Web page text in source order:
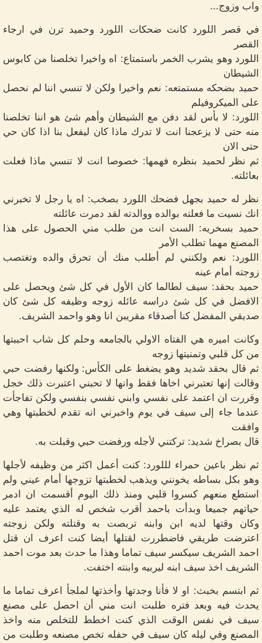
واب وزوج...
في قصر اللورد كانت ضحكات اللورد وحميد ترن في ارجاء
القصر
اللورد وهو يشرب الخمر باستمتاع: اه واخيرا تخلصنا من كابوس
الشيطان
حميد بضحكه مستمتعه: نعم واخيرا ولكن لا تنسي اننا لم نحصل
على الميكروفيلم
اللورد: لا بأس لقد دفن مع الشيطان وأهم شئ هو اننا تخلصنا
منه حتى لا يزعجنا انت لا تدرك ماذا كان ليفعل بنا اذا كان حي
حتى الان
ثم نظر لحميد بنظره فهمها: خصوصا انت لا تنسي ماذا فعلت
بعائلته.
نظر له حميد بجهل فضحك اللورد بصخب: اه يا رجل لا تخبرني
انك نسيت ما فعلته بوالده ووالدته لقد دمرت عائلته
حميد بسخريه: الست انت من طلب مني الحصول على هذا
المصنع مهما تطلب الأمر
اللورد: نعم ولكنني لم أطلب منك أن تحرق والده وتغتصب
زوجته أمام عينه
حميد بحقد: سيف لطالما كان الأول في كل شئ ويحصل على
الافضل في كل شئ دراسه عائله زوجه وظيفه كل شئ كان
صديقي المفضل كنا أصدقاء مقريبن انا وهو واحمد الشريف.
وكانت اميره هي الفتاه الاولي بالجامعه وحلم كل شاب احببتها
من كل قلبي وتمنيتها زوجه
ثم قال بحقد شديد وهو يضغط على الكأس: ولكنها رفضت حبي
وقالت إنها تعتبرني اخاها فقط وانها لا تحبني اعتبرت ذلك خجل
وقررت ان اعتمد على نفسي وابني نفسي بنفسي ولكن تفاجأت
عندما جاء إلى سيف في يوم واخبرني انه تقدم لخطبتها وهي
وافقت
قال بصراخ شديد: تركتني لأجله ورفضت حبي وقبلت به.
ثم نظر باعين حمراء لللورد: كنت أعمل اكثر من وظيفه لأجلها
وهو بكل بساطه يخونني ويذهب لخطبتها تزوجها أمام عيني ولم
استطع منعهم كسروا قلبي ومنذ ذلك اليوم أقسمت ان ادمر
حياتهم جميعا وبدأت باحمد أقرب شخص له الذي يعتمد عليه
وكان وقتها لديه ابن وابنه تربصت به وقتلته ولكن زوجته
اعترضت طريقي فاضطررت لقتلها أيضا كنت اعرف ان قتل
احمد الشريف سيكسر سيف تماما وهذا ما حدث بعد موت احمد
الشريف اخذ سيف ابنه ليربيه وابنته اختفت.
ثم ابتسم بخبث: او لا فأنا وجدتها وأخذتها لملجأ اعرف تماما ما
يحدث فيه وبعد فتره طلبت انت مني أن احصل على مصنع
سيف في نفس الوقت الذي كنت اخطط للتخلص منه واخذ
المصنع وفي ليله كان سيف في حفله تخص مصنعه وطلبت من